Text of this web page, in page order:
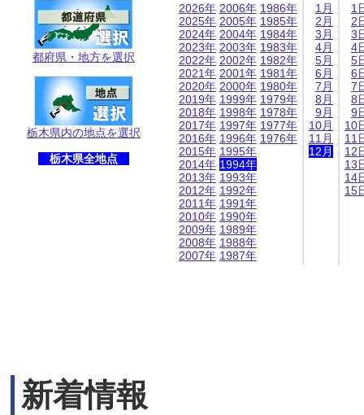
都府県・地方を選択
栃木県内の地点を選択
栃木県全地点
2026年
2025年
2024年
2023年
2022年
2021年
2020年
2019年
2018年
2017年
2016年
2015年
2014年
2013年
2012年
2011年
2010年
2009年
2008年
2007年
2006年
2005年
2004年
2003年
2002年
2001年
2000年
1999年
1998年
1997年
1996年
1995年
1994年
1993年
1992年
1991年
1990年
1989年
1988年
1987年
1986年
1985年
1984年
1983年
1982年
1981年
1980年
1979年
1978年
1977年
1976年
1月
2月
3月
4月
5月
6月
7月
8月
9月
10月
11月
12月
1
2
3
4
5
6
7
8
9
10
11
12
13
14
15
新着情報